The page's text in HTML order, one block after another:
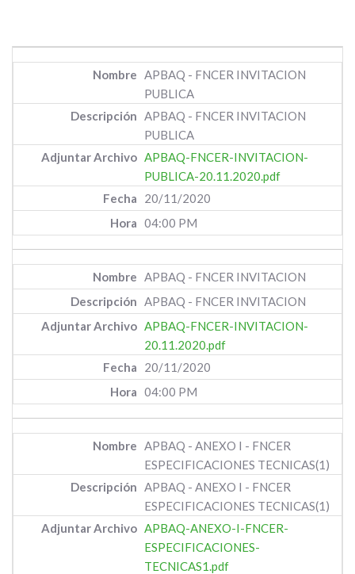
APBAQ - FNCER INVITACION
PUBLICA
APBAQ - FNCER INVITACION
PUBLICA
APBAQ-FNCER-INVITACION-
PUBLICA-20.11.2020.pdf
20/11/2020
04:00 PM
APBAQ - FNCER INVITACION
APBAQ - FNCER INVITACION
APBAQ-FNCER-INVITACION-
20.11.2020.pdf
20/11/2020
04:00 PM
APBAQ - ANEXO I - FNCER
ESPECIFICACIONES TECNICAS(1)
APBAQ - ANEXO I - FNCER
ESPECIFICACIONES TECNICAS(1)
APBAQ-ANEXO-I-FNCER-
ESPECIFICACIONES-
TECNICAS1.pdf